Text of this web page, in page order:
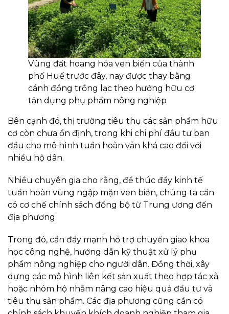
Vùng đất hoang hóa ven biển của thành
phố Huế trước đây, nay được thay bằng
cánh đồng trồng lạc theo hướng hữu cơ
tận dụng phụ phẩm nông nghiệp
Bên cạnh đó, thị trường tiêu thụ các sản phẩm hữu
cơ còn chưa ổn định, trong khi chi phí đầu tư ban
đầu cho mô hình tuần hoàn vẫn khá cao đối với
nhiều hộ dân.
Nhiều chuyên gia cho rằng, để thúc đẩy kinh tế
tuần hoàn vùng ngập mặn ven biển, chúng ta cần
có cơ chế chính sách đồng bộ từ Trung ương đến
địa phương.
Trong đó, cần đẩy mạnh hỗ trợ chuyển giao khoa
học công nghệ, hướng dẫn kỹ thuật xử lý phụ
phẩm nông nghiệp cho người dân. Đồng thời, xây
dựng các mô hình liên kết sản xuất theo hợp tác xã
hoặc nhóm hộ nhằm nâng cao hiệu quả đầu tư và
tiêu thụ sản phẩm. Các địa phương cũng cần có